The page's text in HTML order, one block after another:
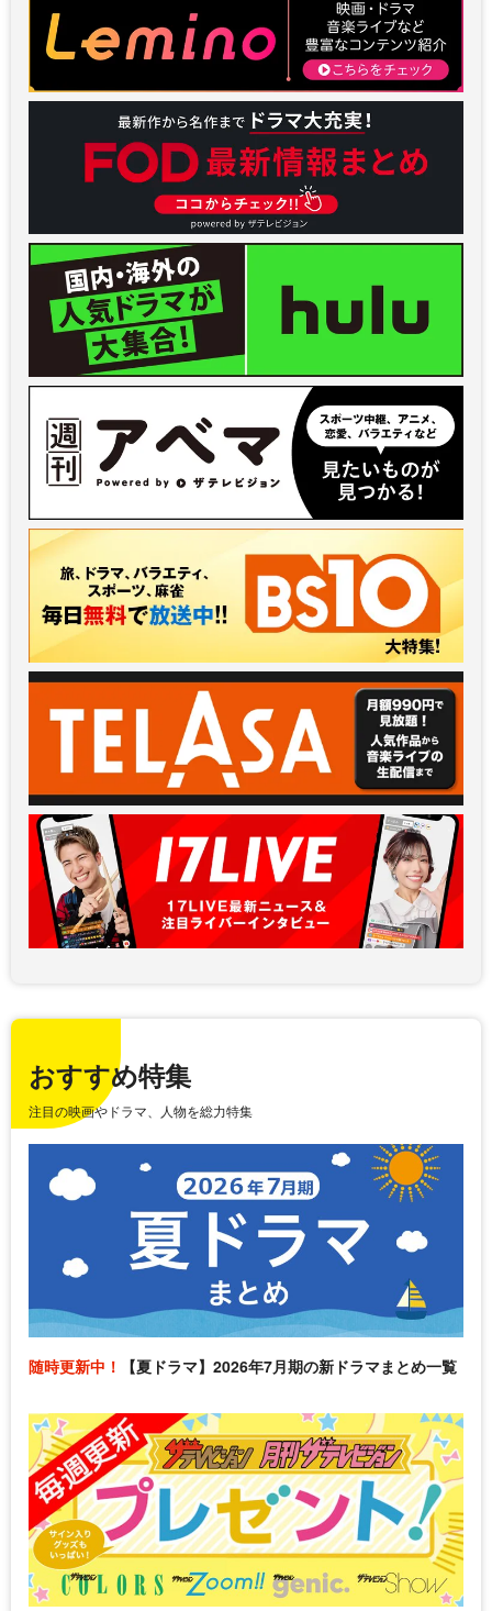
おすすめ特集
注目の映画やドラマ、人物を総力特集
随時更新中！ 【夏ドラマ】2026年7月期の新ドラマまとめ一覧